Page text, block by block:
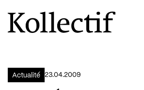
Aller à la page d'accueil
Logo Kollectif
Actualité 23.04.2009